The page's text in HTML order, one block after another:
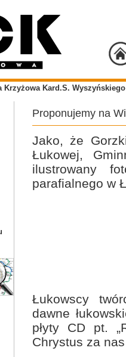
Krzyżowa Kard.S.
Proponujemy na
Jako, że
Łukowej,
ilustrowany
parafialnego w
Łukowscy
dawne
płyty CD pt.
Chrystus za nas